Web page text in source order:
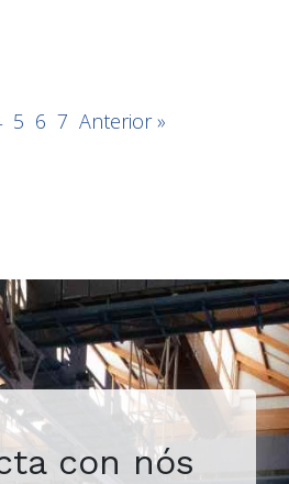
5 6 7 Anterior »
con nós